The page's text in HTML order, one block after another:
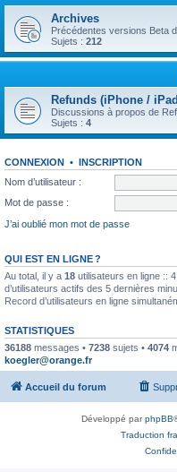
Archives
Précédentes versions Beta
Sujets : 212
Refunds (iPhone /
Discussions à propos de
Sujets : 4
CONNEXION • INSCRIPTION
Nom d’utilisateur :
Mot de passe :
J’ai oublié mon mot de passe
QUI EST EN LIGNE ?
Au total, il y a 18 utilisateurs en ligne ::
d’utilisateurs actifs des 5 dernières
Record d’utilisateurs en ligne
STATISTIQUES
36188 messages • 7238 sujets • 4074
koegler@orange.fr
Accueil du forum
Développé parphpBB
Traduction